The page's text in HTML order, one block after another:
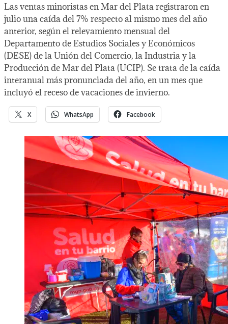
Las ventas minoristas en Mar del Plata registraron en
julio una caída del 7% respecto al mismo mes del año
anterior, según el relevamiento mensual del
Departamento de Estudios Sociales y Económicos
(DESE) de la Unión del Comercio, la Industria y la
Producción de Mar del Plata (UCIP). Se trata de la caída
interanual más pronunciada del año, en un mes que
incluyó el receso de vacaciones de invierno.
X WhatsApp Facebook